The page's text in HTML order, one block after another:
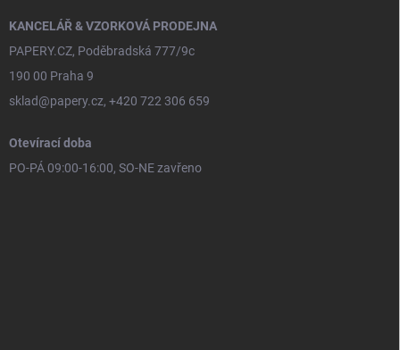
KANCELÁŘ & VZORKOVÁ PRODEJNA
PAPERY.CZ, Poděbradská 777/9c
190 00 Praha 9
sklad@papery.cz, +420 722 306 659
Otevírací doba
PO-PÁ 09:00-16:00, SO-NE zavřeno